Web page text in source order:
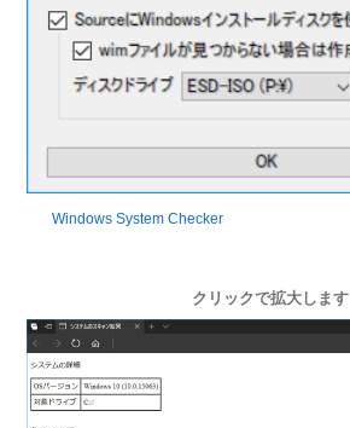
Windows System Checker
クリックで拡大します